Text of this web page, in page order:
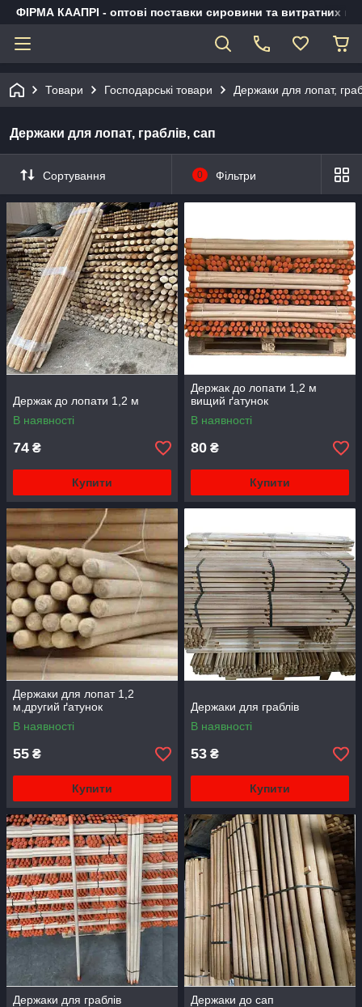
ФІРМА КААПРІ - оптові поставки сировини та витратних
Товари Господарські товари Держаки для лопат,
Держаки для лопат, граблів, сап
Сортування 0 Фільтри
Держак до лопати 1,2 м
В наявності
74 ₴
Купити
Держак до лопати 1,2 м
вищий ґатунок
В наявності
80 ₴
Купити
Держаки для лопат 1,2
м,другий ґатунок
В наявності
55 ₴
Купити
Держаки для граблів
В наявності
53 ₴
Купити
Держаки для граблів
Держаки до сап